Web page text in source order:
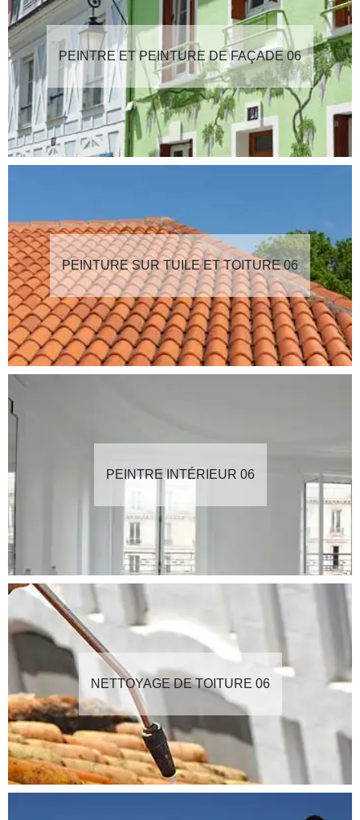
PEINTRE ET PEINTURE DE FAÇADE 06
PEINTURE SUR TUILE ET TOITURE 06
PEINTRE INTÉRIEUR 06
NETTOYAGE DE TOITURE 06